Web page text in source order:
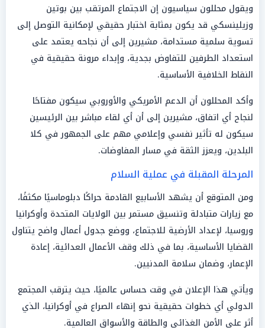
ويقول محللون سياسيون إن الاجتماع المرتقب بين بوتين
وزيلينسكي قد يكون بمثابة اختبار حقيقي لإمكانية التوصل إلى
تسوية سلمية مستدامة، مشيرين إلى أن نجاحه يعتمد على
استعداد الطرفين للتفاوض بجدية، وإبداء مرونة حقيقية في
النقاط الخلافية الأساسية.
وأكد المحللون أن الدعم الأمريكي والأوروبي سيكون مفتاحًا
لنجاح أي اتفاق، مشيرين إلى أن أي لقاء مباشر بين الرئيسين
سيكون له تأثير نفسي وإعلامي مهم على الجمهور في كلا
البلدين، ويعزز الثقة في مسار المفاوضات.
المرحلة المقبلة في عملية السلام
ومن المتوقع أن يشهد الأسابيع القادمة حراكًا دبلوماسيًا مكثفًا،
مع زيارات متبادلة وتنسيق مستمر بين الولايات المتحدة وأوكرانيا
وروسيا، لإعداد الأرضية للاجتماع، ووضع جدول أعمال واضح يتناول
القضايا الأساسية، بما في ذلك وقف الأعمال العدائية، إعادة
الإعمار، وضمان سلامة المدنيين.
ويأتي هذا الإعلان في وقت حساس عالميًا، حيث يترقب المجتمع
الدولي أي خطوات حقيقية نحو إنهاء الصراع في أوكرانيا، الذي
أثر على الأمن الغذائي والطاقة والأسواق العالمية.